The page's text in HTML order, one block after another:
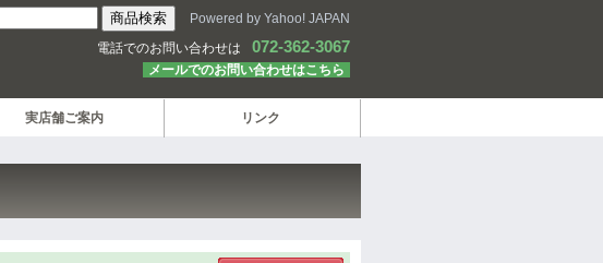
電話でのお問い合わせは 072-362-3067
メールでのお問い合わせはこちら
Powered by Yahoo! JAPAN
実店舗ご案内 リンク